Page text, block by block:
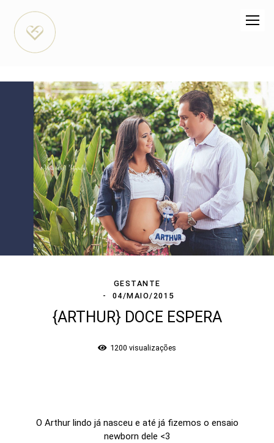
GESTANTE
04/MAIO/2015
{ARTHUR} DOCE ESPERA
1200 visualizações
O Arthur lindo já nasceu e até já fizemos o ensaio
newborn dele <3